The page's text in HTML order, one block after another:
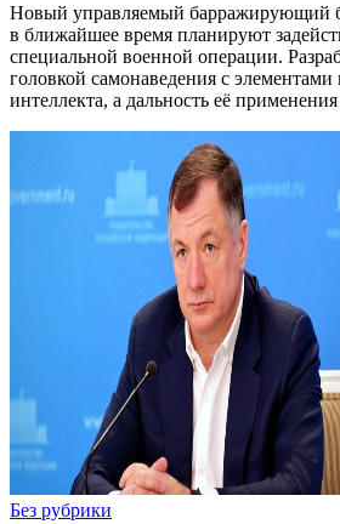
Новый управляемый барражирующий
в ближайшее время планируют
специальной военной операции.
головкой самонаведения с элементами
интеллекта, а дальность её
Без рубрики